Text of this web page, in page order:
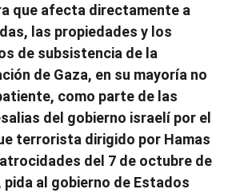
que afecta directamente a
las propiedades y los
de subsistencia de la
de Gaza, en su mayoría no
como parte de las
del gobierno israelí por el
terrorista dirigido por Hamas
del 7 de octubre de
pida al gobierno de Estados